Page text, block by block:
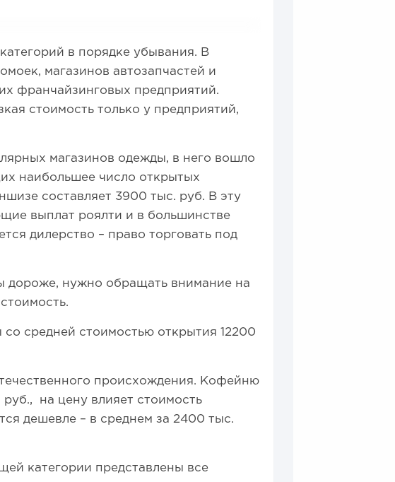
в порядке убывания. В
магазинов автозапчастей и
франчайзинговых предприятий.
стоимость только у предприятий,
магазинов одежды, в него вошло
наибольшее число открытых
составляет 3900 тыс. руб. В эту
выплат роялти и в большинстве
дилерство – право торговать под
дороже, нужно обращать внимание на
средней стоимостью открытия 12200
происхождения. Кофейню
на цену влияет стоимость
дешевле – в среднем за 2400 тыс.
категории представлены все